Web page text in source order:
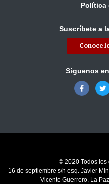
Política
Suscríbete a
Conoce
Síguenos
© 2020 Todos los
16 de septiembre s/n esq. Javier
Vicente Guerrero, La